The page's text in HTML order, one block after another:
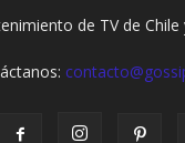
de TV de